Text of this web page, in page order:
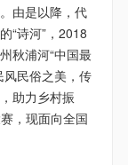
由是以降，代
“诗河”，2018
秋浦河“中国最
风民俗之美，传
助力乡村振
，现面向全国